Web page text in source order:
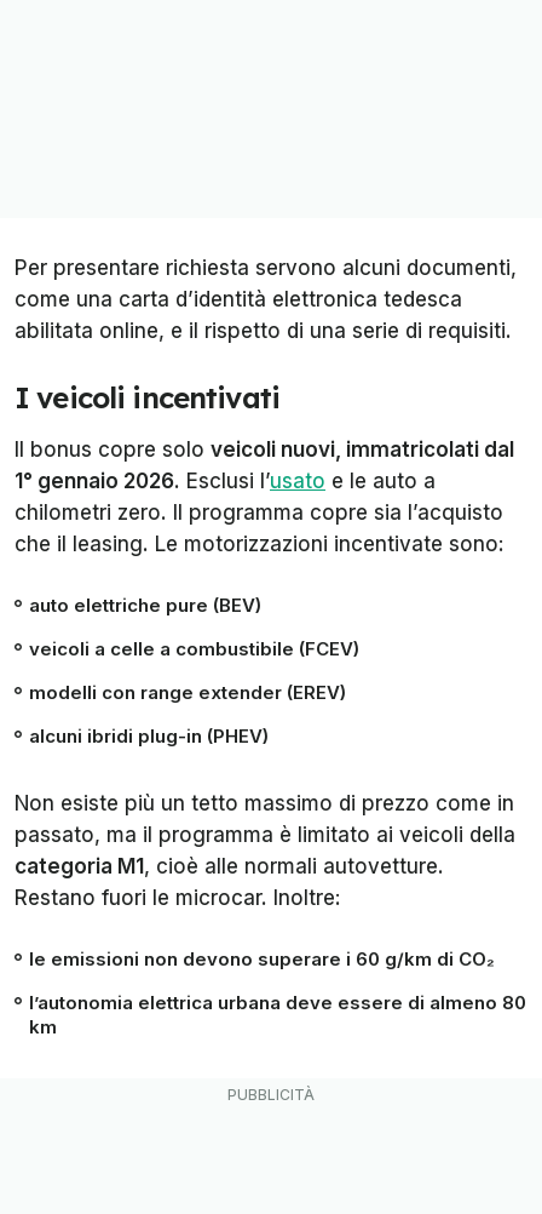
Per presentare richiesta servono alcuni documenti,
come una carta d’identità elettronica tedesca
abilitata online, e il rispetto di una serie di requisiti.
I veicoli incentivati
Il bonus copre solo veicoli nuovi, immatricolati dal
1° gennaio 2026. Esclusi l’usato e le auto a
chilometri zero. Il programma copre sia l’acquisto
che il leasing. Le motorizzazioni incentivate sono:
auto elettriche pure (BEV)
veicoli a celle a combustibile (FCEV)
modelli con range extender (EREV)
alcuni ibridi plug-in (PHEV)
Non esiste più un tetto massimo di prezzo come in
passato, ma il programma è limitato ai veicoli della
categoria M1 , cioè alle normali autovetture.
Restano fuori le microcar. Inoltre:
le emissioni non devono superare i 60 g/km di CO₂
l’autonomia elettrica urbana deve essere di almeno 80
km